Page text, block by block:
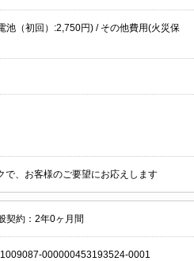
池（初回）:2,750円) / その他費用(火災保
、お客様のご要望にお応えします
契約：2年0ヶ月間
000000453193524-0001